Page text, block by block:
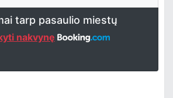
tarp pasaulio miestų
nakvynę